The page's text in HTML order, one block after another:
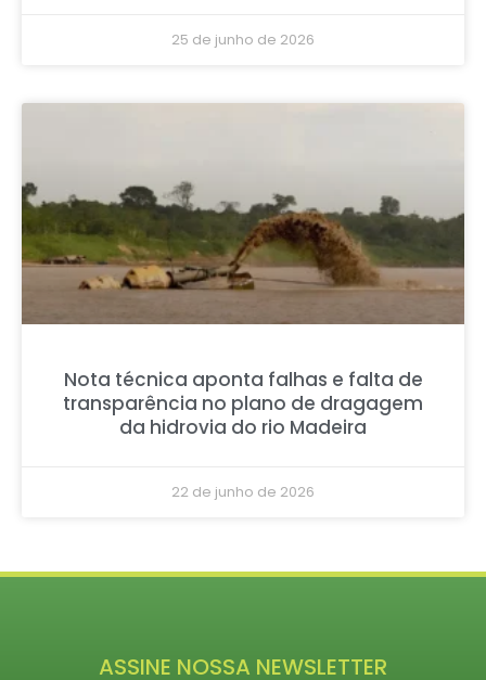
25 de junho de 2026
Nota técnica aponta falhas e falta de
transparência no plano de dragagem
da hidrovia do rio Madeira
22 de junho de 2026
ASSINE NOSSA NEWSLETTER